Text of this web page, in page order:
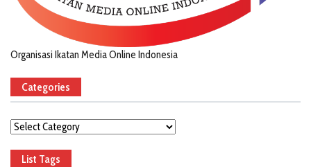
Organisasi Ikatan Media Online Indonesia
Categories
Categories
List Tags